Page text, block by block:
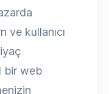
ve kullanıcı
bir web